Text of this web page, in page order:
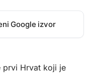
Google izvor
prvi Hrvat koji je